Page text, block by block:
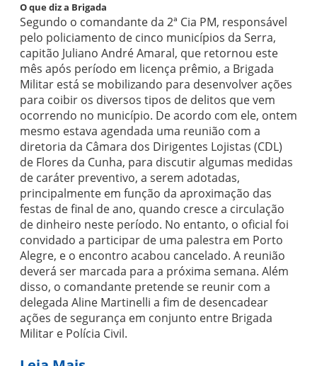
O que diz a Brigada
Segundo o comandante da 2ª Cia PM, responsável
pelo policiamento de cinco municípios da Serra,
capitão Juliano André Amaral, que retornou este
mês após período em licença prêmio, a Brigada
Militar está se mobilizando para desenvolver ações
para coibir os diversos tipos de delitos que vem
ocorrendo no município. De acordo com ele, ontem
mesmo estava agendada uma reunião com a
diretoria da Câmara dos Dirigentes Lojistas (CDL)
de Flores da Cunha, para discutir algumas medidas
de caráter preventivo, a serem adotadas,
principalmente em função da aproximação das
festas de final de ano, quando cresce a circulação
de dinheiro neste período. No entanto, o oficial foi
convidado a participar de uma palestra em Porto
Alegre, e o encontro acabou cancelado. A reunião
deverá ser marcada para a próxima semana. Além
disso, o comandante pretende se reunir com a
delegada Aline Martinelli a fim de desencadear
ações de segurança em conjunto entre Brigada
Militar e Polícia Civil.